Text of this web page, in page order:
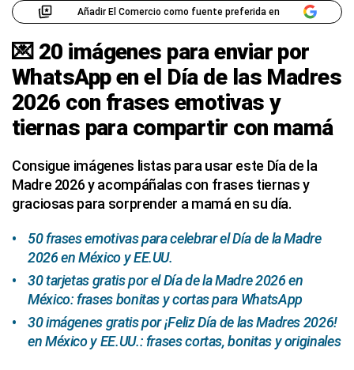
Añadir El Comercio como fuente preferida en
💌 20 imágenes para enviar por
WhatsApp en el Día de las Madres
2026 con frases emotivas y
tiernas para compartir con mamá
Consigue imágenes listas para usar este Día de la
Madre 2026 y acompáñalas con frases tiernas y
graciosas para sorprender a mamá en su día.
50 frases emotivas para celebrar el Día de la Madre
2026 en México y EE.UU.
30 tarjetas gratis por el Día de la Madre 2026 en
México: frases bonitas y cortas para WhatsApp
30 imágenes gratis por ¡Feliz Día de las Madres 2026!
en México y EE.UU.: frases cortas, bonitas y originales